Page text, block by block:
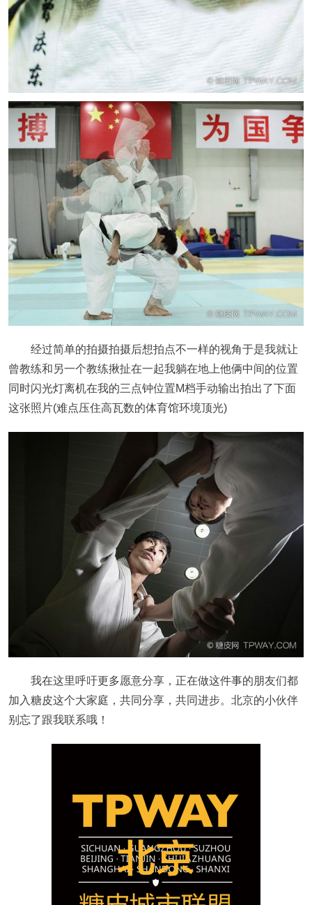
经过简单的拍摄拍摄后想拍点不一样的视角于是我就让
曾教练和另一个教练揪扯在一起我躺在地上他俩中间的位置
同时闪光灯离机在我的三点钟位置M档手动输出拍出了下面
这张照片(难点压住高瓦数的体育馆环境顶光)
我在这里呼吁更多愿意分享，正在做这件事的朋友们都
加入糖皮这个大家庭，共同分享，共同进步。北京的小伙伴
别忘了跟我联系哦！